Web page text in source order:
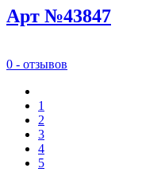
Арт №43847
0 - отзывов
1
2
3
4
5